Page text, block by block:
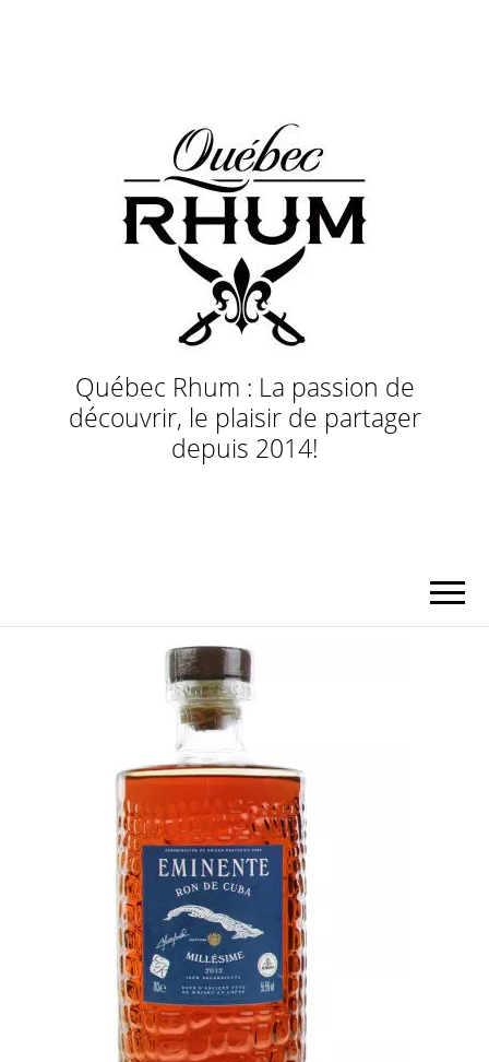
Québec Rhum : La passion de
découvrir, le plaisir de partager
depuis 2014!